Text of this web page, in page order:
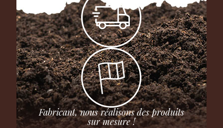
Fabricant, nous réalisons des produits
sur mesure !